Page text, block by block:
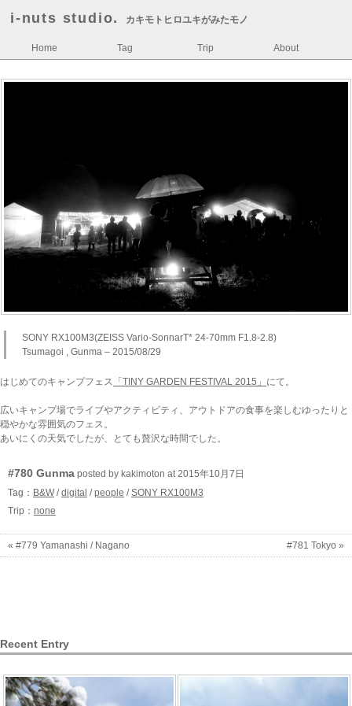
i-nuts studio. カキモトヒロユキがみたモノ
Home Tag Trip About
SONY RX100M3(ZEISS Vario-SonnarT* 24-70mm F1.8-2.8)
Tsumagoi , Gunma – 2015/08/29
はじめてのキャンプフェス 「TINY GARDEN FESTIVAL 2015」 にて。
広いキャンプ場でライブやアクティビティ、アウトドアの食事を楽しむゆったりと
穏やかな雰囲気のフェス。
あいにくの天気でしたが、とても贅沢な時間でした。
#780 Gunma posted by kakimoton at 2015年10月7日
Tag： B&W /digital /people /SONY RX100M3
Trip： none
« #779 Yamanashi / Nagano #781 Tokyo »
Recent Entry